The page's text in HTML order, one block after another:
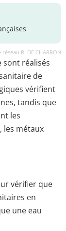
R. DE CHARRON
sont réalisés
de
vérifient
tandis que
les
les métaux
vérifier que
en
une eau